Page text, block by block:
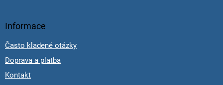
Informace
Často kladené otázky
Doprava a platba
Kontakt